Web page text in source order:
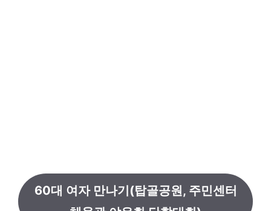
60대 여자 만나기(탑골공원, 주민센터